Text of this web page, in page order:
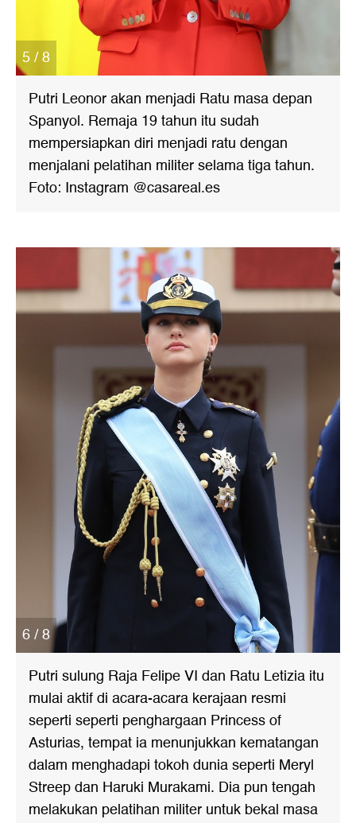
5 / 8
Putri Leonor akan menjadi Ratu masa depan
Spanyol. Remaja 19 tahun itu sudah
mempersiapkan diri menjadi ratu dengan
menjalani pelatihan militer selama tiga tahun.
Foto: Instagram @casareal.es
6 / 8
Putri sulung Raja Felipe VI dan Ratu Letizia itu
mulai aktif di acara-acara kerajaan resmi
seperti seperti penghargaan Princess of
Asturias, tempat ia menunjukkan kematangan
dalam menghadapi tokoh dunia seperti Meryl
Streep dan Haruki Murakami. Dia pun tengah
melakukan pelatihan militer untuk bekal masa